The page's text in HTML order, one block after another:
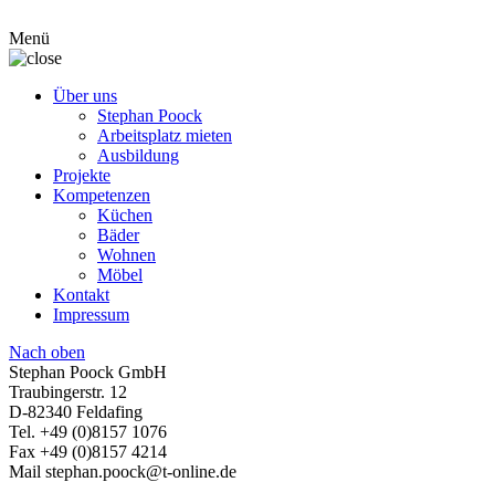
Menü
Über uns
Stephan Poock
Arbeitsplatz mieten
Ausbildung
Projekte
Kompetenzen
Küchen
Bäder
Wohnen
Möbel
Kontakt
Impressum
Nach oben
Stephan Poock GmbH
Traubingerstr. 12
D-82340 Feldafing
Tel. +49 (0)8157 1076
Fax +49 (0)8157 4214
Mail stephan.poock@t-online.de